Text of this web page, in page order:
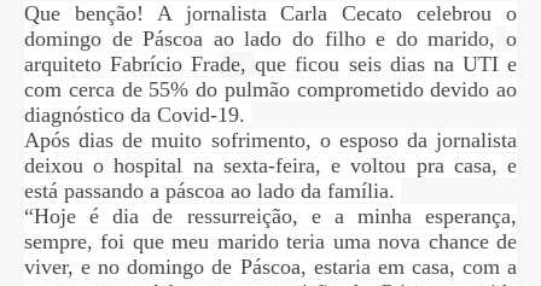
Que benção! A jornalista Carla Cecato celebrou o
domingo de Páscoa ao lado do filho e do marido, o
arquiteto Fabrício Frade,que ficou seis dias na UTI e
com cerca de 55% do pulmão comprometido devido ao
diagnóstico da Covid-19.
Após dias de muito sofrimento, o esposo da jornalista
deixou o hospital na sexta-feira, e voltou pra casa, e
está passando a páscoa ao lado da família.
“Hoje é dia de ressurreição, e a minha esperança,
sempre, foi que meu marido teria uma nova chance de
viver, e no domingo de Páscoa, estaria em casa, com a